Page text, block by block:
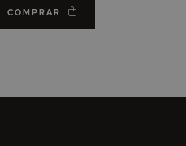
COMPRAR